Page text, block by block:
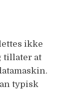
ikke
tillater at
typisk